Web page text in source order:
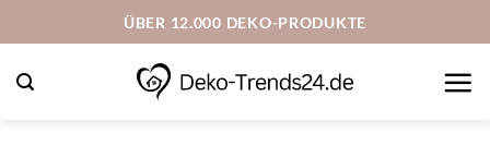
Inhalt
springen
ÜBER 12.000 DEKO-PRODUKTE